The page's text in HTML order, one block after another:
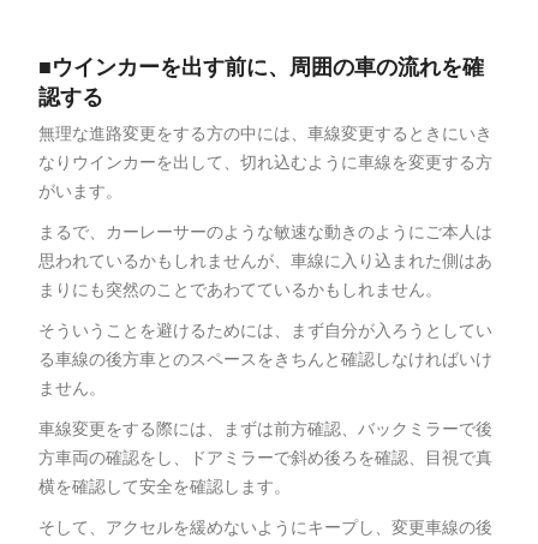
■ウインカーを出す前に、周囲の車の流れを確
認する
無理な進路変更をする方の中には、車線変更するときにいき
なりウインカーを出して、切れ込むように車線を変更する方
がいます。
まるで、カーレーサーのような敏速な動きのようにご本人は
思われているかもしれませんが、車線に入り込まれた側はあ
まりにも突然のことであわてているかもしれません。
そういうことを避けるためには、まず自分が入ろうとしてい
る車線の後方車とのスペースをきちんと確認しなければいけ
ません。
車線変更をする際には、まずは前方確認、バックミラーで後
方車両の確認をし、ドアミラーで斜め後ろを確認、目視で真
横を確認して安全を確認します。
そして、アクセルを緩めないようにキープし、変更車線の後